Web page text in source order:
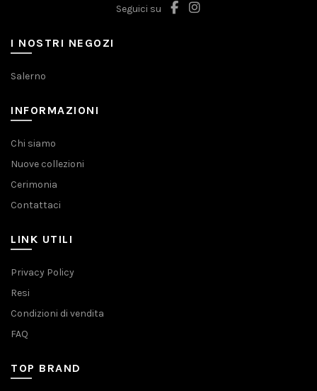
Seguici su
I NOSTRI NEGOZI
Salerno
INFORMAZIONI
Chi siamo
Nuove collezioni
Cerimonia
Contattaci
LINK UTILI
Privacy Policy
Resi
Condizioni di vendita
FAQ
TOP BRAND